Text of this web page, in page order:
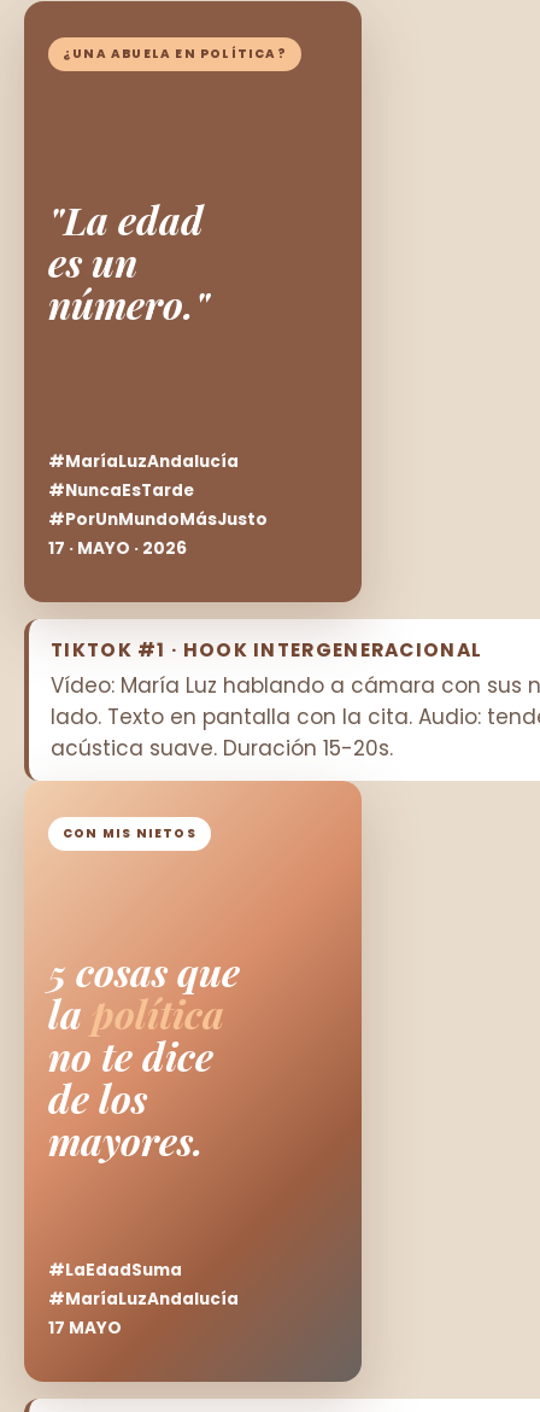
¿UNA ABUELA EN POLÍTICA?
"La edad
es un
número."
#MaríaLuzAndalucía
#NuncaEsTarde
#PorUnMundoMásJusto
17 · MAYO · 2026
TIKTOK #1 · HOOK INTERGENERACIONAL
Vídeo: María Luz hablando a cámara con sus
lado. Texto en pantalla con la cita. Audio:
acústica suave. Duración 15-20s.
CON MIS NIETOS
5 cosas que
la política
no te dice
de los
mayores.
#LaEdadSuma
#MaríaLuzAndalucía
17 MAYO